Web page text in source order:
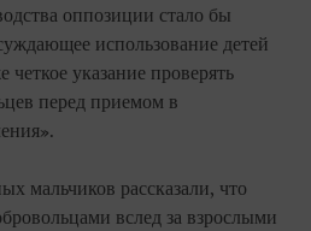
оппозиции стало бы
использование детей
указание проверять
перед приемом в
мальчиков рассказали, что
вслед за взрослыми